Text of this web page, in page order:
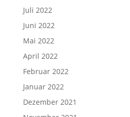
Juli 2022
Juni 2022
Mai 2022
April 2022
Februar 2022
Januar 2022
Dezember 2021